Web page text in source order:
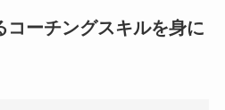
コーチングスキルを身に